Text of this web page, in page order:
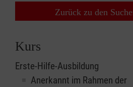
Zurück zu den
Kurs
Erste-Hilfe-Ausbildung
Anerkannt im Rahmen der